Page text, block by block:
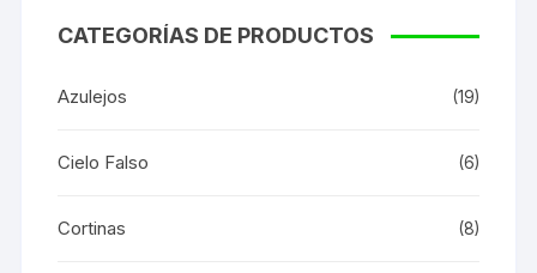
CATEGORÍAS DE PRODUCTOS
Azulejos (19)
Cielo Falso (6)
Cortinas (8)